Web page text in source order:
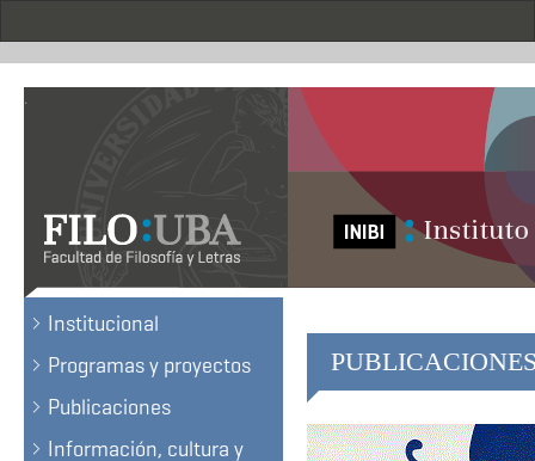
.
Institucional
Programas y proyectos
Publicaciones
Información, cultura y